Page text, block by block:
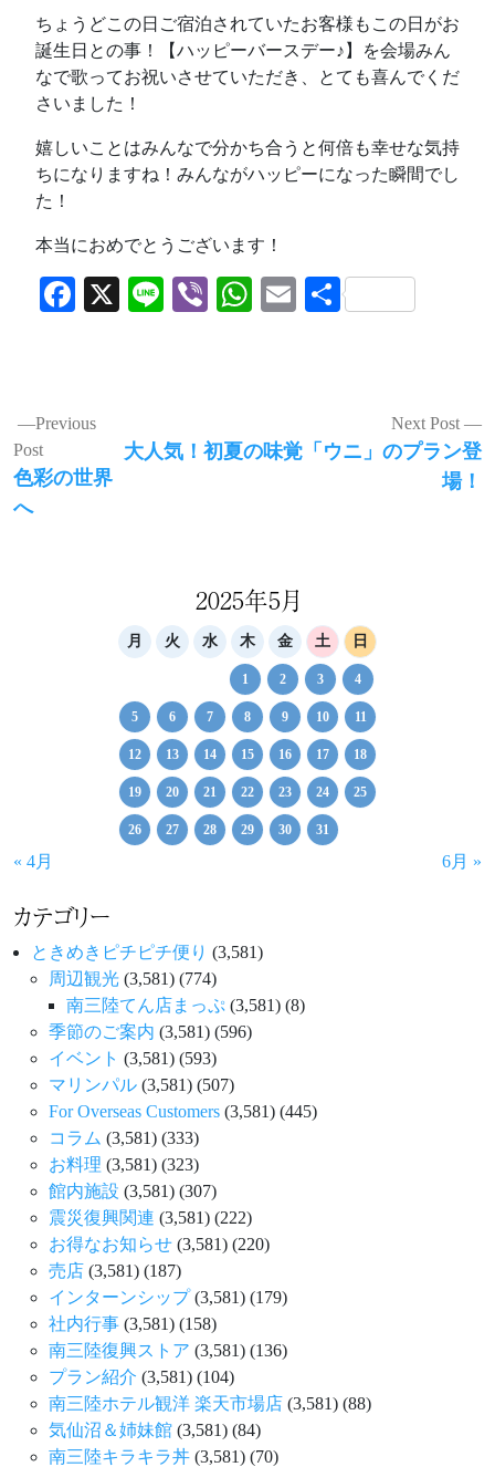
ちょうどこの日ご宿泊されていたお客様もこの日がお
誕生日との事！【ハッピーバースデー♪】を会場みん
なで歌ってお祝いさせていただき、とても喜んでくだ
さいました！
嬉しいことはみんなで分かち合うと何倍も幸せな気持
ちになりますね！みんながハッピーになった瞬間でし
た！
本当におめでとうございます！
Facebook
X LineViberWhatsApp
Email
共
投
稿
ナ
Previous
Post
Previous
post:
色彩の世界
へ
Next Post
Next
大人気！初夏の味覚「ウニ」のプラン登
場！
2025年5月
月 火 水 木 金 土 日
1 2 3 4
5 6 7 8 9 10 11
12 13 14 15 16 17 18
19 20 21 22 23 24 25
26 27 28 29 30 31
« 4月 6月 »
カテゴリー
ときめきピチピチ便り (3,581)
周辺観光 (3,581) (774)
南三陸てん店まっぷ (3,581) (8)
季節のご案内 (3,581) (596)
イベント (3,581) (593)
マリンパル (3,581) (507)
For Overseas Customers (3,581) (445)
コラム (3,581) (333)
お料理 (3,581) (323)
館内施設 (3,581) (307)
震災復興関連 (3,581) (222)
お得なお知らせ (3,581) (220)
売店 (3,581) (187)
インターンシップ(3,581) (179)
社内行事 (3,581) (158)
南三陸復興ストア (3,581) (136)
プラン紹介 (3,581) (104)
南三陸ホテル観洋 楽天市場店 (3,581) (88)
気仙沼＆姉妹館 (3,581) (84)
南三陸キラキラ丼 (3,581) (70)